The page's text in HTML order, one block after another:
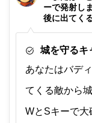
ーで発射し
後に出てく
城を守るキ
あなたはバデ
てくる敵から
WとSキーで大